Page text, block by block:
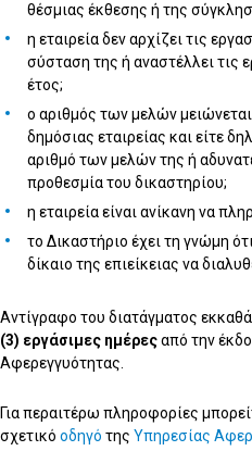
θέσμιας έκθεσης ή της
η εταιρεία δεν αρχίζει τις
σύσταση της ή αναστέλλει τις
έτος;
ο αριθμός των μελών
δημόσιας εταιρείας και είτε
αριθμό των μελών της ή
προθεσμία του δικαστηρίου;
η εταιρεία είναι ανίκανη να
το Δικαστήριο έχει τη γνώμη
δίκαιο της επιείκειας να
Αντίγραφο του διατάγµατος
(3) εργάσιμες ημέρεςαπό την
Αφερεγγυότητας.
Για περαιτέρω πληροφορίες
σχετικό οδηγό της Υπηρεσίας